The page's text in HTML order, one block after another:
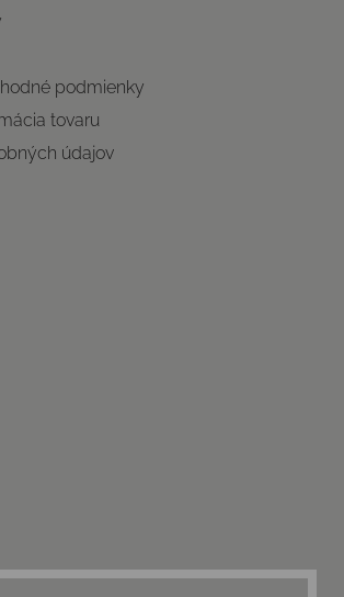
podmienky
tovaru
údajov